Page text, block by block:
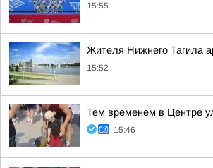
15:55
Жителя Нижнего Тагила
15:52
Тем временем в Центре
15:46